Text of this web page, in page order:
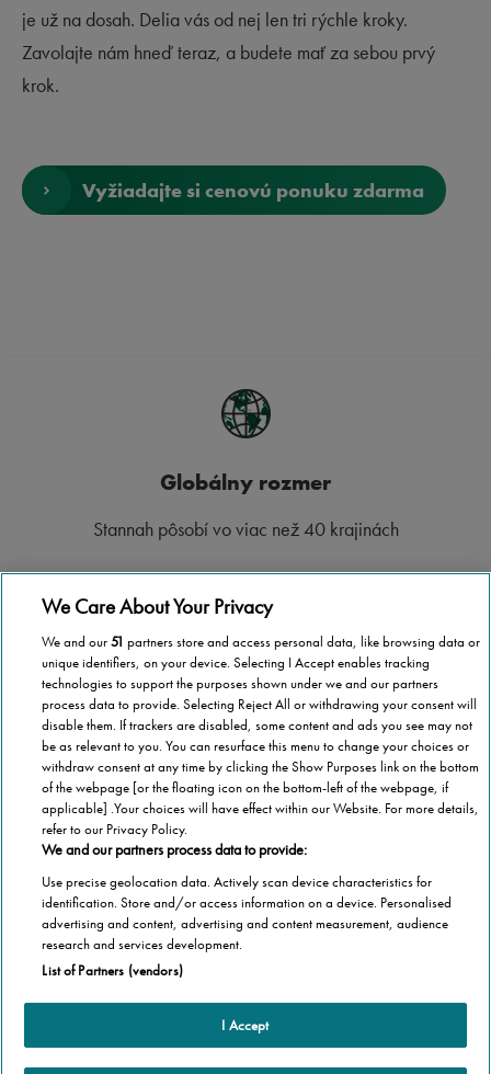
je už na dosah. Delia vás od nej len tri rýchle kroky.
Zavolajte nám hneď teraz, a budete mať za sebou prvý
krok.
Vyžiadajte si cenovú ponuku zdarma
Globálny rozmer
Stannah pôsobí vo viac než 40 krajinách
Vnútroštátne pokrytie
Nech ste kdekoľvek na Slovensku, spoločnosť Stannah je tu
pre vás, aby vám pomohla.
1,000,000 stoličkových výťahov
Spoločnosť Stannah už nainštalovala viac ako 1,000,000
stoličkových výťahov
We Care About Your Privacy
We and our51 partners store and access personal data, like browsing data or
unique identifiers, on your device. Selecting I Accept enables tracking
technologies to support the purposes shown under we and our partners
process data to provide. Selecting Reject All or withdrawing your consent will
disable them. If trackers are disabled, some content and ads you see may not
be as relevant to you. You can resurface this menu to change your choices or
withdraw consent at any time by clicking the Show Purposes link on the bottom
of the webpage [or the floating icon on the bottom-left of the webpage, if
applicable] .Your choices will have effect within our Website. For more details,
refer to our Privacy Policy.
We and our partners process data to provide:
Use precise geolocation data. Actively scan device characteristics for
identification. Store and/or access information on a device. Personalised
advertising and content, advertising and content measurement, audience
research and services development.
List of Partners (vendors)
I Accept